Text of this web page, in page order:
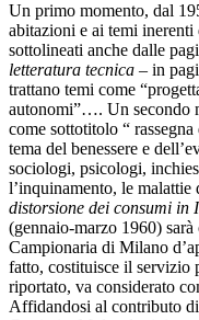
Un primo momento, dal
abitazioni e ai temi inerenti
sottolineati anche dalle
letteratura tecnica – in
trattano temi come
autonomi”…. Un secondo
come sottotitolo “
tema del benessere e
sociologi, psicologi,
l’inquinamento, le malattie
distorsione dei consumi in
(gennaio-marzo 1960)
Campionaria di Milano
fatto, costituisce il servizio
riportato, va considerato
Affidandosi al contributo